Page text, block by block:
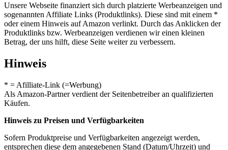
Unsere Webseite finanziert sich durch platzierte Werbeanzeigen und
sogenannten Affiliate Links (Produktlinks). Diese sind mit einem *
oder einem Hinweis auf Amazon verlinkt. Durch das Anklicken der
Produktlinks bzw. Werbeanzeigen verdienen wir einen kleinen
Betrag, der uns hilft, diese Seite weiter zu verbessern.
Hinweis
* = Afilliate-Link (=Werbung)
Als Amazon-Partner verdient der Seitenbetreiber an qualifizierten
Käufen.
Hinweis zu Preisen und Verfügbarkeiten
Sofern Produktpreise und Verfügbarkeiten angezeigt werden,
entsprechen diese dem angegebenen Stand (Datum/Uhrzeit) und